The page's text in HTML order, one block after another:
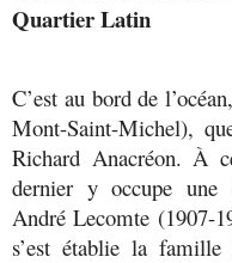
Quartier Latin
C’est au bord de
Mont-Saint-Michel),
Richard Anacréon. À
dernier y occupe une
André Lecomte (1907-
s’est établie la